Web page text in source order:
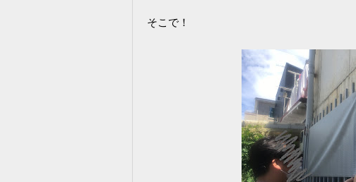
そこで！